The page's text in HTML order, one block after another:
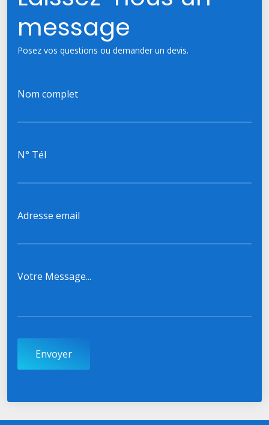
message
Posez vos questions ou demander un devis.
Nom complet
N° Tél
Adresse email
Votre Message...
Envoyer